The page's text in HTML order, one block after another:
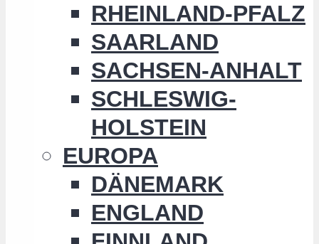
RHEINLAND-PFALZ
SAARLAND
SACHSEN-ANHALT
SCHLESWIG-
HOLSTEIN
EUROPA
DÄNEMARK
ENGLAND